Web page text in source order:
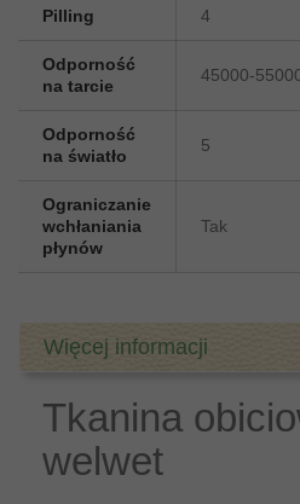
Pilling 4
Odporność
na tarcie
45000-
Odporność
na światło
5
Ograniczanie
wchłaniania
płynów
Tak
Więcej informacji
Tkanina
welwet